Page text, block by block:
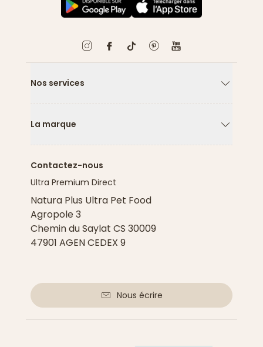
Nos services
La marque
Contactez-nous
Ultra Premium Direct
Natura Plus Ultra Pet Food
Agropole 3
Chemin du Saylat CS 30009
47901 AGEN CEDEX 9
Nous écrire